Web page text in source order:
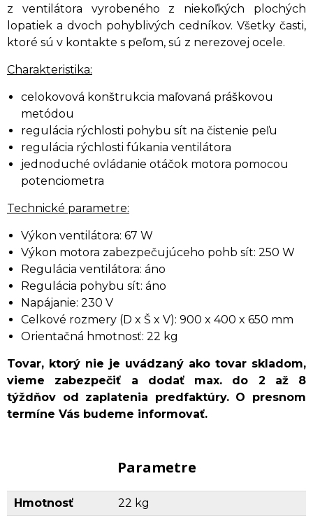
z ventilátora vyrobeného z niekoľkých plochých
lopatiek a dvoch pohyblivých cedníkov. Všetky časti,
ktoré sú v kontakte s peľom, sú z nerezovej ocele.
Charakteristika:
celokovová konštrukcia maľovaná práškovou
metódou
regulácia rýchlosti pohybu sít na čistenie peľu
regulácia rýchlosti fúkania ventilátora
jednoduché ovládanie otáčok motora pomocou
potenciometra
Technické parametre:
Výkon ventilátora: 67 W
Výkon motora zabezpečujúceho pohb sít: 250 W
Regulácia ventilátora: áno
Regulácia pohybu sít: áno
Napájanie: 230 V
Celkové rozmery (D x Š x V): 900 x 400 x 650 mm
Orientačná hmotnosť: 22 kg
Tovar, ktorý nie je uvádzaný ako tovar skladom,
vieme zabezpečiť a dodať max. do 2 až 8
týždňov od zaplatenia predfaktúry. O presnom
termíne Vás budeme informovať.
Parametre
Hmotnosť 22 kg